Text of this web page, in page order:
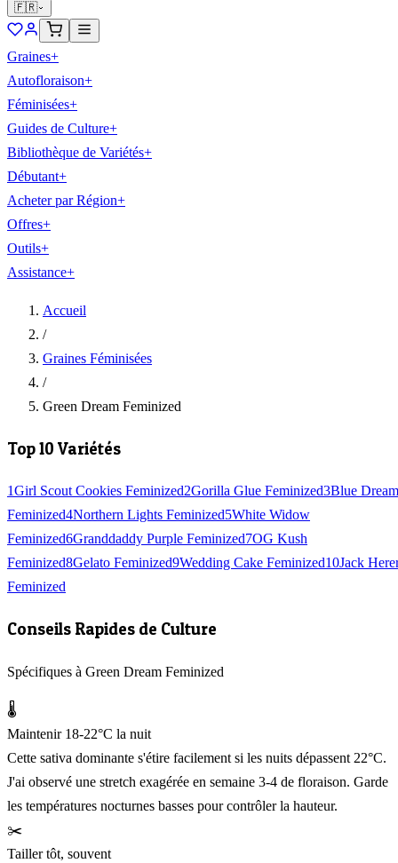
🇫🇷
Graines+
Autofloraison+
Féminisées+
Guides de Culture+
Bibliothèque de Variétés+
Débutant+
Acheter par Région+
Offres+
Outils+
Assistance+
Accueil
/
Graines Féminisées
/
Green Dream Feminized
Top 10 Variétés
1Girl Scout Cookies Feminized2Gorilla Glue Feminized3Blue Dream
Feminized4Northern Lights Feminized5White Widow
Feminized6Granddaddy Purple Feminized7OG Kush
Feminized8Gelato Feminized9Wedding Cake Feminized10Jack
Feminized
Conseils Rapides de Culture
Spécifiques à Green Dream Feminized
🌡️
Maintenir 18-22°C la nuit
Cette sativa dominante s'étire facilement si les nuits dépassent 22°C.
J'ai observé une stretch exagérée en semaine 3-4 de floraison. Garde
les températures nocturnes basses pour contrôler la hauteur.
✂️
Tailler tôt, souvent